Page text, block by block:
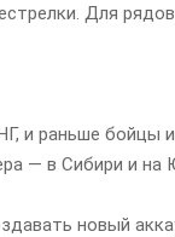
Для
и раньше бойцы
— в Сибири и на
новый